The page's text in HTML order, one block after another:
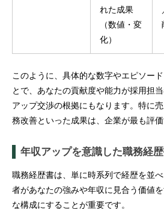
れた成果
（数値・変
化）
このように、具体的な数字やエピソー
とで、あなたの貢献度や能力が採用担
アップ交渉の根拠にもなります。特に
務改善といった成果は、企業が最も評価
年収アップを意識した職務経
職務経歴書は、単に時系列で経歴を並
者があなたの強みや年収に見合う価値
な構成にすることが重要です。